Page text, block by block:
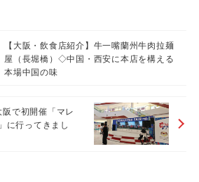
【大阪・飲食店紹介】牛一嘴蘭州牛肉拉麺
屋（長堀橋）◇中国・西安に本店を構える
本場中国の味
阪で初開催「マレ
に行ってきまし